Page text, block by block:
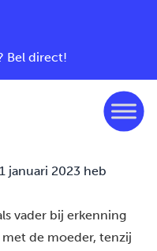
Bel direct!
januari 2023 heb
vader bij erkenning
de moeder, tenzij